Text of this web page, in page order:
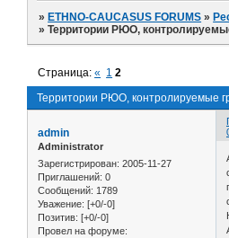
»ETHNO-CAUCASUS FORUMS »
»Территории РЮО,
Территории РЮО, контролируемые
Страница:« 1 2
admin
Administrator
Зарегистрирован: 2005-11-27
Приглашений: 0
Сообщений: 1789
Уважение: [+0/-0]
Позитив: [+0/-0]
Провел на форуме: